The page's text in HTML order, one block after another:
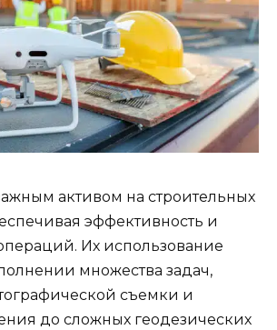
активом на строительных
эффективность и
Их использование
множества задач,
съемки и
до сложных геодезических